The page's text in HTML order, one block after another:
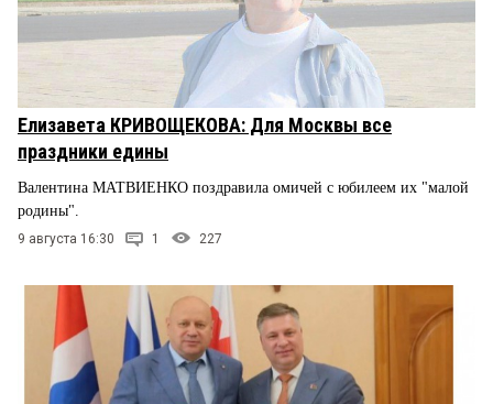
Елизавета КРИВОЩЕКОВА: Для Москвы все
праздники едины
Валентина МАТВИЕНКО поздравила омичей с юбилеем их "малой
родины".
9 августа 16:30 1 227